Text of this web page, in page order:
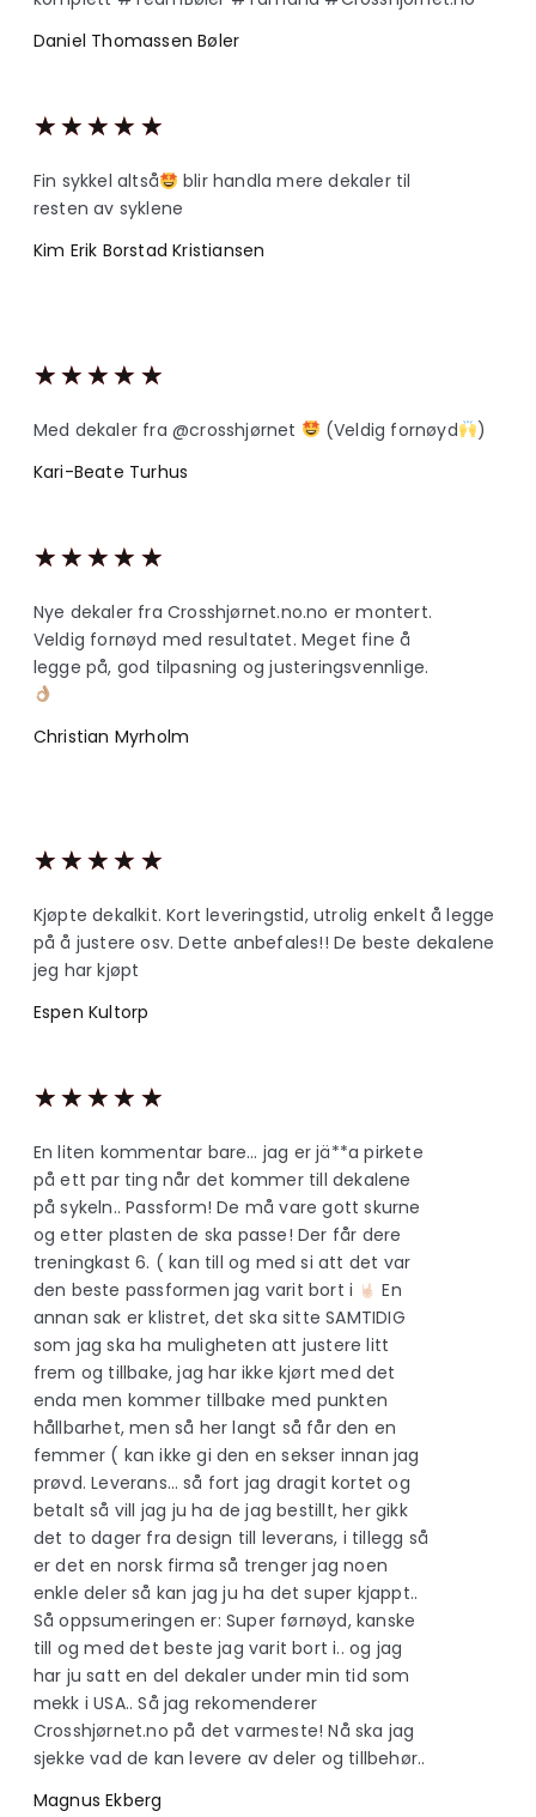
Daniel Thomassen Bøler
★ ★ ★ ★ ★
Fin sykkel altså
blir handla mere dekaler til
resten av syklene
Kim Erik Borstad Kristiansen
★ ★ ★ ★ ★
Med dekaler fra @crosshjørnet (Veldig fornøyd
)
Kari-Beate Turhus
★ ★ ★ ★ ★
Nye dekaler fra Crosshjørnet.no.no er montert.
Veldig fornøyd med resultatet. Meget fine å
legge på, god tilpasning og justeringsvennlige.
Christian Myrholm
★ ★ ★ ★ ★
Kjøpte dekalkit. Kort leveringstid, utrolig enkelt å legge
på å justere osv. Dette anbefales!! De beste dekalene
jeg har kjøpt
Espen Kultorp
★ ★ ★ ★ ★
En liten kommentar bare… jag er jä**a pirkete
på ett par ting når det kommer till dekalene
på sykeln.. Passform! De må vare gott skurne
og etter plasten de ska passe! Der får dere
treningkast 6. ( kan till og med si att det var
den beste passformen jag varit bort i
En
annan sak er klistret, det ska sitte SAMTIDIG
som jag ska ha muligheten att justere litt
frem og tillbake, jag har ikke kjørt med det
enda men kommer tillbake med punkten
hållbarhet, men så her langt så får den en
femmer ( kan ikke gi den en sekser innan jag
prøvd. Leverans… så fort jag dragit kortet og
betalt så vill jag ju ha de jag bestillt, her gikk
det to dager fra design till leverans, i tillegg så
er det en norsk firma så trenger jag noen
enkle deler så kan jag ju ha det super kjappt..
Så oppsumeringen er: Super førnøyd, kanske
till og med det beste jag varit bort i.. og jag
har ju satt en del dekaler under min tid som
mekk i USA.. Så jag rekomenderer
Crosshjørnet.no på det varmeste! Nå ska jag
sjekke vad de kan levere av deler og tillbehør..
Magnus Ekberg